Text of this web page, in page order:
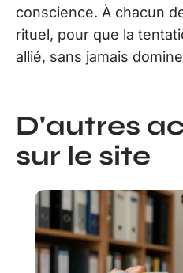
conscience. À chacun
rituel, pour que la
allié, sans jamais
D'autres
sur le site